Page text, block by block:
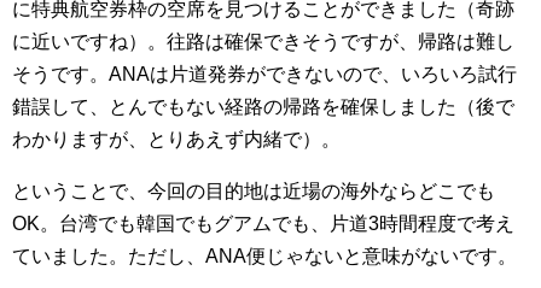
に特典航空券枠の空席を見つけることができました（奇跡
に近いですね）。往路は確保できそうですが、帰路は難し
そうです。ANAは片道発券ができないので、いろいろ試行
錯誤して、とんでもない経路の帰路を確保しました（後で
わかりますが、とりあえず内緒で）。
ということで、今回の目的地は近場の海外ならどこでも
OK。台湾でも韓国でもグアムでも、片道3時間程度で考え
ていました。ただし、ANA便じゃないと意味がないです。